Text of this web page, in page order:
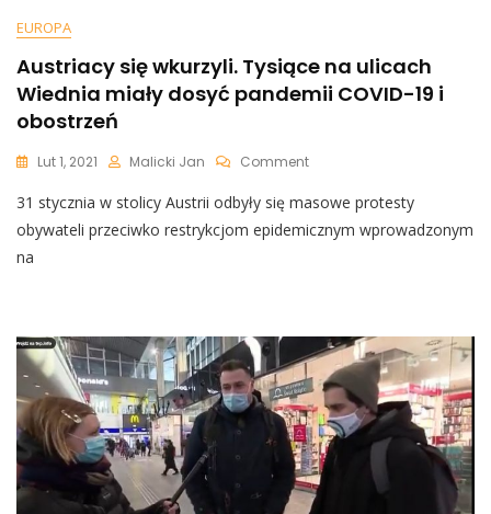
EUROPA
Austriacy się wkurzyli. Tysiące na ulicach
Wiednia miały dosyć pandemii COVID-19 i
obostrzeń
Lut 1, 2021 Malicki Jan CommentOn
Się
Wkurzyli.
Tysiące
Dosyć
Pandemii
COVID-
19
I
Obostrzeń
31 stycznia w stolicy Austrii odbyły się masowe protesty
obywateli przeciwko restrykcjom epidemicznym wprowadzonym
na